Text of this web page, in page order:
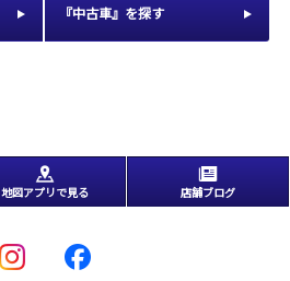
『中古車』を探す
地図アプリで見る 店舗ブログ